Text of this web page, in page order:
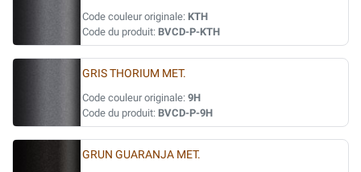
Code couleur originale: KTH
Code du produit: BVCD-P-KTH
GRIS THORIUM MET.
Code couleur originale: 9H
Code du produit: BVCD-P-9H
GRUN GUARANJA MET.